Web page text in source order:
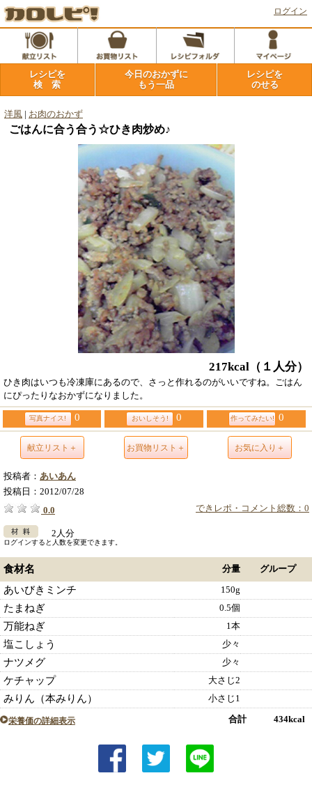
ログイン
レシピを
検 索
今日のおかずに
もう一品
レシピを
のせる
洋風 お肉のおかず
ごはんに合う合う☆ひき肉炒め♪
217kcal （１人分）
ひき肉はいつも冷凍庫にあるので、さっと作れるのがいいですね。ごはん
にぴったりなおかずになりました。
写真ナイス! 0 おいしそう! 0 作ってみたい! 0
献立リスト＋ お買物リスト＋ お気に入り＋
投稿者： あいあん
投稿日： 2012/07/28
できレポ・コメント総数：0
0.0
2人分
ログインすると人数を変更できます。
食材名 分量 グループ
あいびきミンチ 150g
たまねぎ 0.5個
万能ねぎ 1本
塩こしょう 少々
ナツメグ 少々
ケチャップ 大さじ2
みりん（本みりん） 小さじ1
栄養価の詳細表示 合計 434kcal